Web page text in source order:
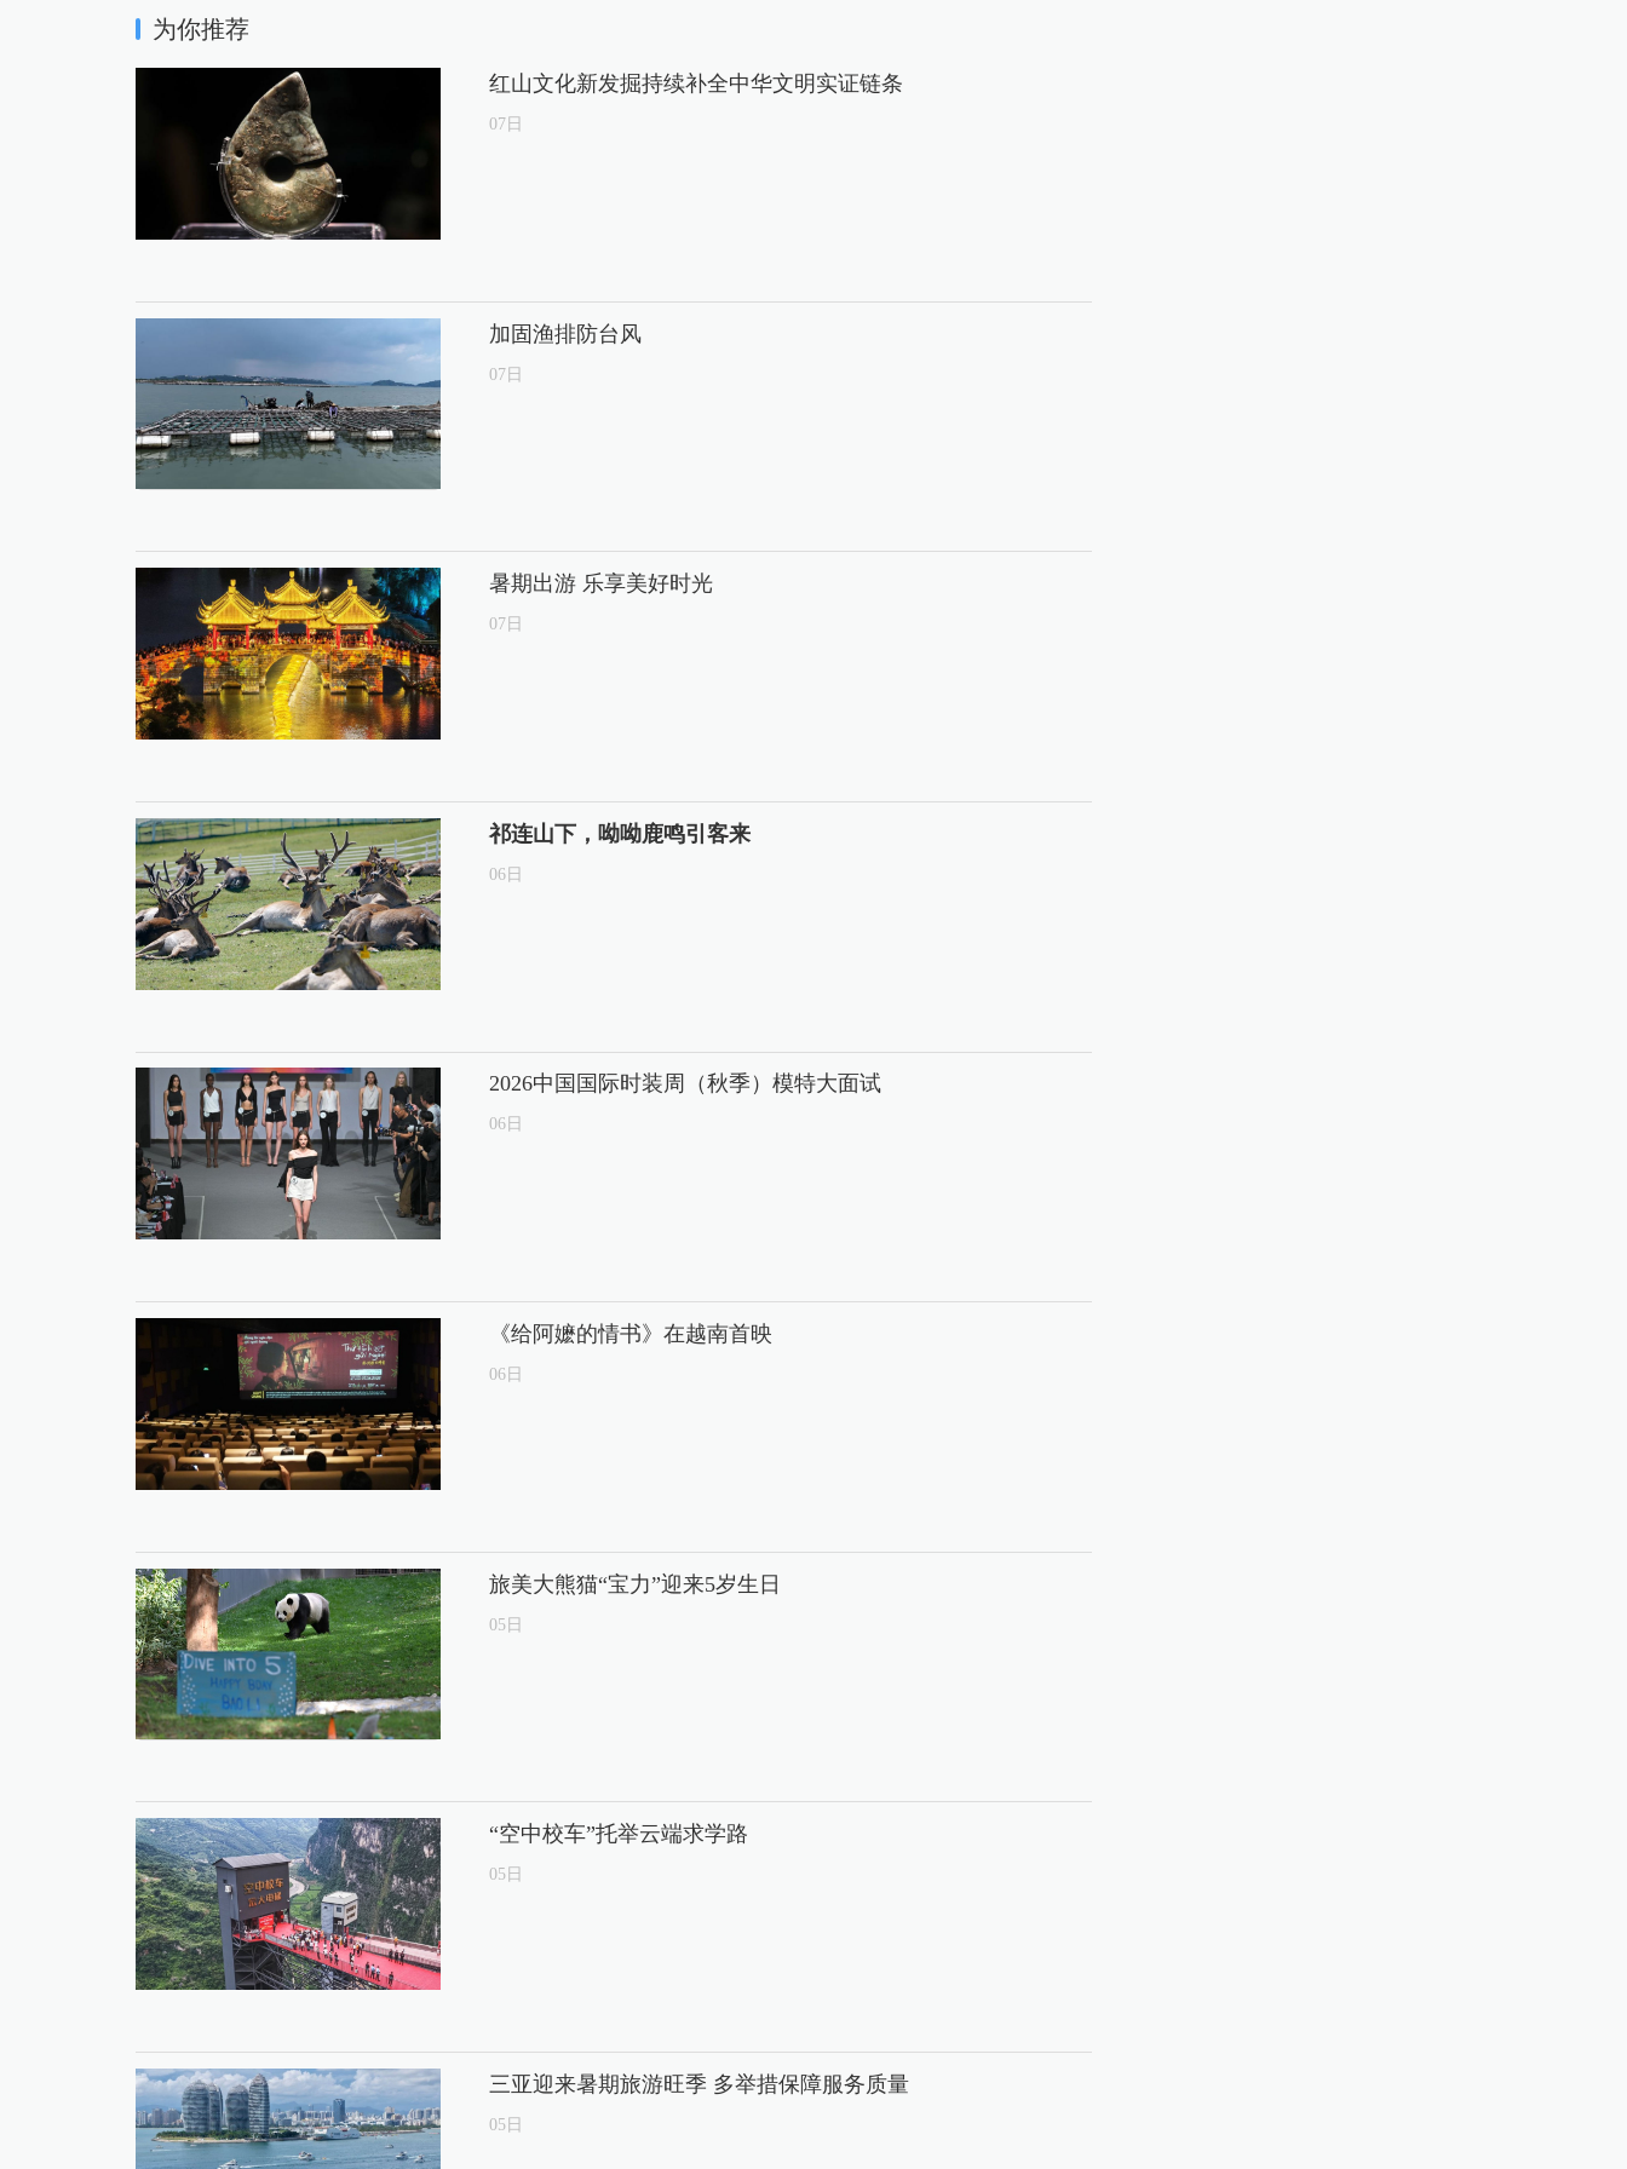
为你推荐
红山文化新发掘持续补全中华文明实证链条
07日
加固渔排防台风
07日
暑期出游 乐享美好时光
07日
祁连山下，呦呦鹿鸣引客来
06日
2026中国国际时装周（秋季）模特大面试
06日
《给阿嬷的情书》在越南首映
06日
旅美大熊猫“宝力”迎来5岁生日
05日
“空中校车”托举云端求学路
05日
三亚迎来暑期旅游旺季 多举措保障服务质量
05日